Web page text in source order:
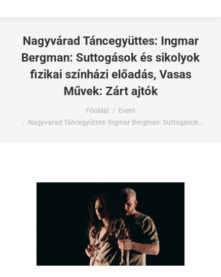
Nagyvárad Táncegyüttes: Ingmar
Bergman: Suttogások és sikolyok
fizikai színházi előadás, Vasas
Művek: Zárt ajtók
Főoldal
Event
Nagyvárad Táncegyüttes: Ingmar Bergman: Suttogások…